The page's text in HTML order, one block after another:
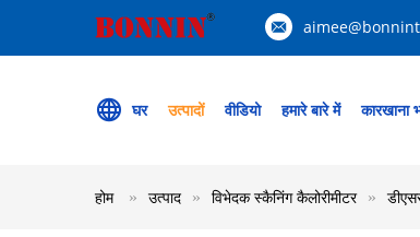
घर उत्पादों वीडियो हमारे बारे में कारखाना
होम उत्पाद विभेदक स्कैनिंग कैलोरीमीटर